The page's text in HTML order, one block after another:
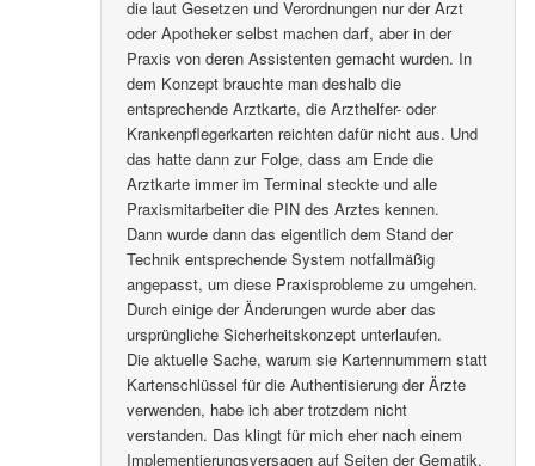
die laut Gesetzen und Verordnungen nur der Arzt
oder Apotheker selbst machen darf, aber in der
Praxis von deren Assistenten gemacht wurden. In
dem Konzept brauchte man deshalb die
entsprechende Arztkarte, die Arzthelfer- oder
Krankenpflegerkarten reichten dafür nicht aus. Und
das hatte dann zur Folge, dass am Ende die
Arztkarte immer im Terminal steckte und alle
Praxismitarbeiter die PIN des Arztes kennen.
Dann wurde dann das eigentlich dem Stand der
Technik entsprechende System notfallmäßig
angepasst, um diese Praxisprobleme zu umgehen.
Durch einige der Änderungen wurde aber das
ursprüngliche Sicherheitskonzept unterlaufen.
Die aktuelle Sache, warum sie Kartennummern statt
Kartenschlüssel für die Authentisierung der Ärzte
verwenden, habe ich aber trotzdem nicht
verstanden. Das klingt für mich eher nach einem
Implementierungsversagen auf Seiten der Gematik.